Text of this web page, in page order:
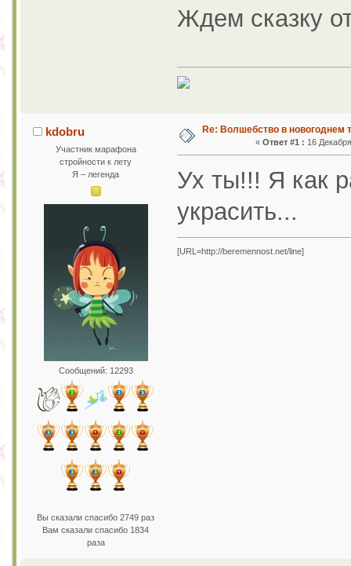
Ждем сказку
kdobru
Участник марафона
стройности к лету
Я – легенда
Сообщений: 12293
Вы сказали спасибо 2749 раз
Вам сказали спасибо 1834
раза
Re: Волшебство в новогоднем
« Ответ #1 : 16
Ух ты!!! Я как
украсить...
[URL=http://beremennost.net/line]